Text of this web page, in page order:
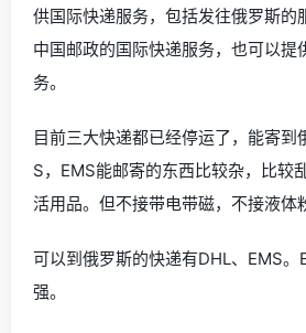
供国际快递服务，包括发往俄罗斯的
中国邮政的国际快递服务，也可以提
务。
目前三大快递都已经停运了，能寄到
S，EMS能邮寄的东西比较杂，比较
活用品。但不接带电带磁，不接液体
可以到俄罗斯的快递有DHL、EMS
强。